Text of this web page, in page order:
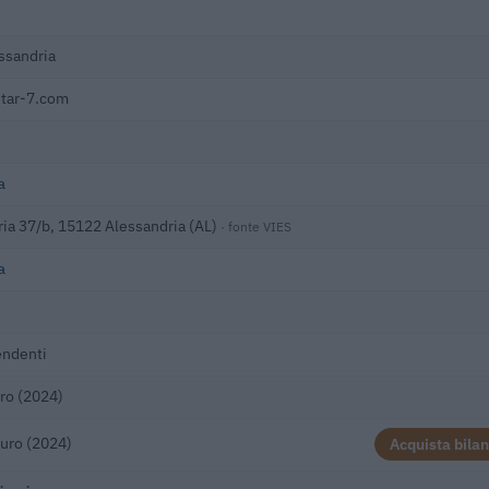
7.com
37/b, 15122 Alessandria (AL) · fonte VIES
(2024)
(2024) Acquista